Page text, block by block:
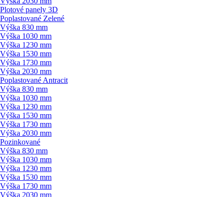
Plotové panely 3D
Poplastované Zelené
Výška 830 mm
Výška 1030 mm
Výška 1230 mm
Výška 1530 mm
Výška 1730 mm
Výška 2030 mm
Poplastované Antracit
Výška 830 mm
Výška 1030 mm
Výška 1230 mm
Výška 1530 mm
Výška 1730 mm
Výška 2030 mm
Pozinkované
Výška 830 mm
Výška 1030 mm
Výška 1230 mm
Výška 1530 mm
Výška 1730 mm
Výška 2030 mm